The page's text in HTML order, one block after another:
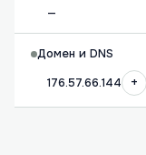
—
Домен и DNS
176.57.66.144
+